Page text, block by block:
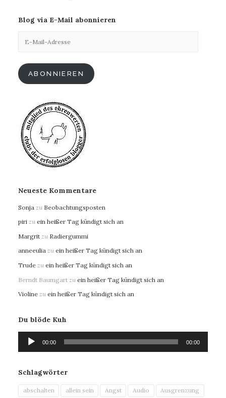
Blog via E-Mail abonnieren
Mail-
ABONNIEREN
Neueste Kommentare
Sonja zu Beobachtungsposten
piri zu ein heißer Tag kündigt sich an
Margrit zu Radiergummi
anneeulia zu ein heißer Tag kündigt sich an
Trude zu ein heißer Tag kündigt sich an
Berndt Baumgart zu ein heißer Tag kündigt sich an
Violine zu ein heißer Tag kündigt sich an
Du blöde Kuh
Audio-
Player
00:00 00:00
Schlagwörter
abschalten allein sein Angst Audio Ausgrenzung